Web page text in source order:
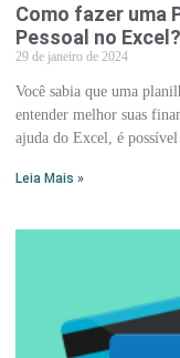
Como fazer uma
Pessoal no Excel?
29 de janeiro de 2024
Você sabia que uma
entender melhor suas
ajuda do Excel, é
Leia Mais »